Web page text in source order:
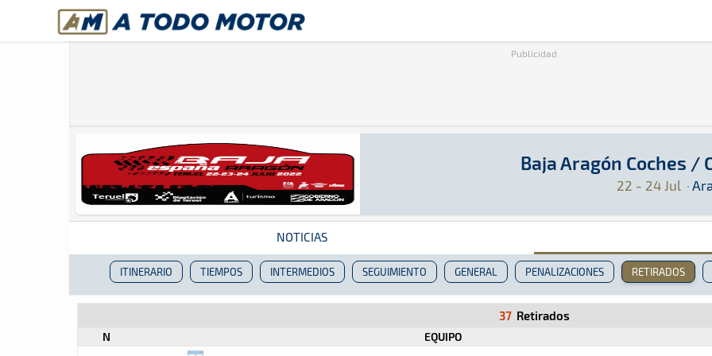
A Todo Motor· Revista del motor desde 1999
Revista del motor desde 1999
Publicidad
Baja Aragón Coches / Camiones 2022
Baja Aragón Coches /
22 - 24 Jul ·
Raid · Baja Aragón Coches / Camiones
NOTICIAS
ITINERARIO TIEMPOS INTERMEDIOS SEGUIMIENTO GENERAL PENALIZACIONES RETIRADOS
37 Retirados
N EQUIPO